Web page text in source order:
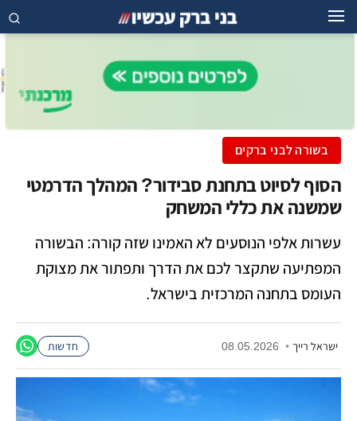
בשורה לבני ברקים
הסוף לסיוט בתחנת סבידור? המהלך הדרמטי
שמשנה את כללי המשחק
עשרות אלפי הנוסעים לא האמינו שזה קורה: הבשורה
המפתיעה שתקצר לכם את הדרך ותפתור את מצוקת
העומס בתחנה המרכזית בישראל.
ישראל רייך •
08.05.2026 חדשות